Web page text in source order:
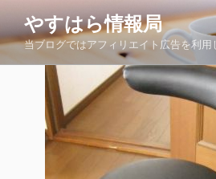
テ
ン
やすはら情報局
当ブログではアフィリエイト広告を利用